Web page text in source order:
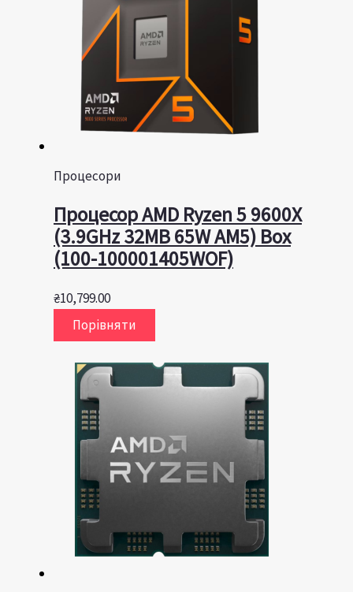
Процесори
Процесор AMD Ryzen 5 9600X
(3.9GHz 32MB 65W AM5) Box
(100-100001405WOF)
₴10,799.00
Порівняти